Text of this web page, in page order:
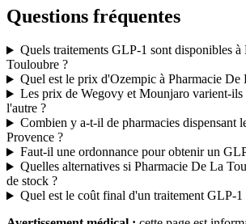
Questions fréquentes
Quels traitements GLP-1 sont disponibles à
Touloubre ?
Quel est le prix d'Ozempic à Pharmacie De
Les prix de Wegovy et Mounjaro varient-ils
l'autre ?
Combien y a-t-il de pharmacies dispensant
Provence ?
Faut-il une ordonnance pour obtenir un
Quelles alternatives si Pharmacie De La
de stock ?
Quel est le coût final d'un traitement GLP-